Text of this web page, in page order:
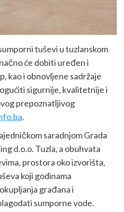
tuševi u tuzlanskom
će dobiti uređen i
kao i obnovljene sadržaje
sigurnije, kvalitetnije i
prepoznatljivog
.
saradnjom Grada
d.o.o. Tuzla, a obuhvata
prostora oko izvorišta,
koji godinama
građana i
sumporne vode.